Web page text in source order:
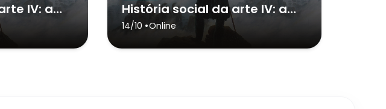
História social da arte IV: a dualidade Clássico vs. Romântico História social da arte IV: a dualidade Clássico vs. Romântico
14/10 •Online